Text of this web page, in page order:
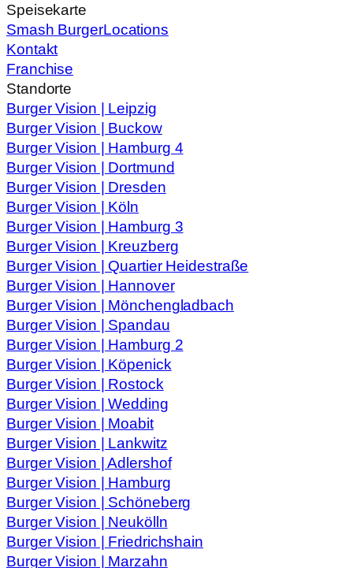
Speisekarte
Smash BurgerLocations
Kontakt
Franchise
Standorte
Burger Vision | Leipzig
Burger Vision | Buckow
Burger Vision | Hamburg 4
Burger Vision | Dortmund
Burger Vision | Dresden
Burger Vision | Köln
Burger Vision | Hamburg 3
Burger Vision | Kreuzberg
Burger Vision | Quartier Heidestraße
Burger Vision | Hannover
Burger Vision | Mönchengladbach
Burger Vision | Spandau
Burger Vision | Hamburg 2
Burger Vision | Köpenick
Burger Vision | Rostock
Burger Vision | Wedding
Burger Vision | Moabit
Burger Vision | Lankwitz
Burger Vision | Adlershof
Burger Vision | Hamburg
Burger Vision | Schöneberg
Burger Vision | Neukölln
Burger Vision | Friedrichshain
Burger Vision | Marzahn